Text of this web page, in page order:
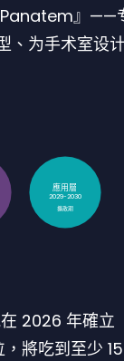
Panatem』——
、为手术室设
應用層
2029-2030
擴散期
2026 年確立
，將吃到至少